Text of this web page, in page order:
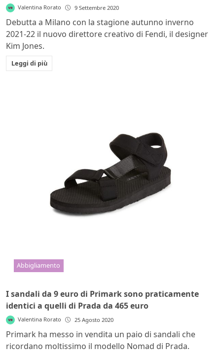
Valentina Rorato 9 Settembre 2020
Debutta a Milano con la stagione autunno inverno
2021-22 il nuovo direttore creativo di Fendi, il designer
Kim Jones.
Leggi di più
Abbigliamento
I sandali da 9 euro di Primark sono praticamente
identici a quelli di Prada da 465 euro
Valentina Rorato 25 Agosto 2020
Primark ha messo in vendita un paio di sandali che
ricordano moltissimo il modello Nomad di Prada.